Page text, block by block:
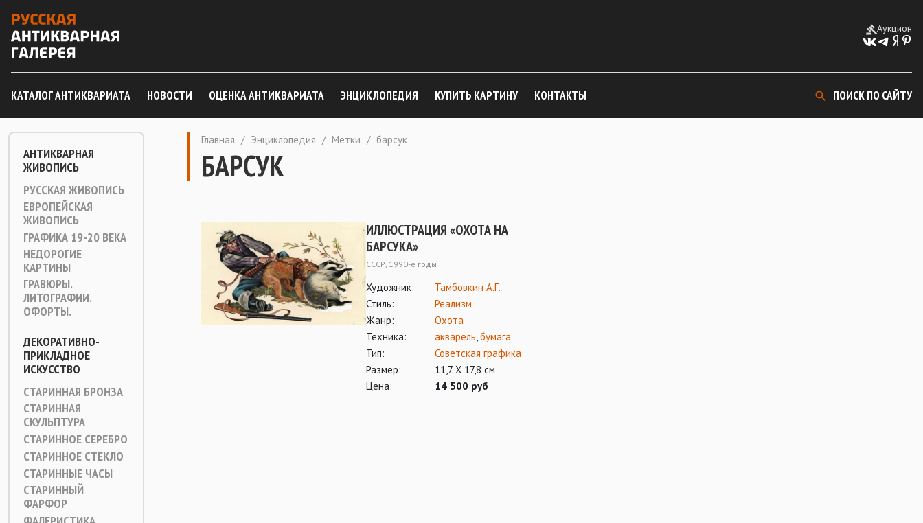
Аукцион
КАТАЛОГ АНТИКВАРИАТА НОВОСТИ ОЦЕНКА АНТИКВАРИАТА ЭНЦИКЛОПЕДИЯ КУПИТЬ КАРТИНУ КОНТАКТЫ ПОИСК ПО САЙТУ
АНТИКВАРНАЯ
ЖИВОПИСЬ
РУССКАЯ ЖИВОПИСЬ
ЕВРОПЕЙСКАЯ
ЖИВОПИСЬ
ГРАФИКА 19-20 ВЕКА
НЕДОРОГИЕ
КАРТИНЫ
ГРАВЮРЫ.
ЛИТОГРАФИИ.
ОФОРТЫ.
ДЕКОРАТИВНО-
ПРИКЛАДНОЕ
ИСКУССТВО
СТАРИННАЯ БРОНЗА
СТАРИННАЯ
СКУЛЬПТУРА
СТАРИННОЕ СЕРЕБРО
СТАРИННОЕ СТЕКЛО
СТАРИННЫЕ ЧАСЫ
СТАРИННЫЙ
ФАРФОР
Главная / Энциклопедия / Метки / барсук
БАРСУК
ИЛЛЮСТРАЦИЯ «ОХОТА НА
БАРСУКА»
СССР, 1990-е годы
Художник:
Тамбовкин А.Г.
Стиль:
Реализм
Жанр:
Охота
Техника:
акварель,бумага
Тип:
Советская графика
Размер:
11,7 Х 17,8 см
Цена:
14 500 руб